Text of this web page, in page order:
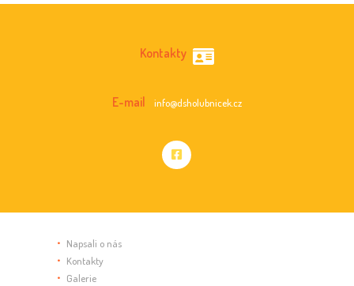
Kontakty
E-mail info@dsholubnicek.cz
Napsali o nás
Kontakty
Galerie